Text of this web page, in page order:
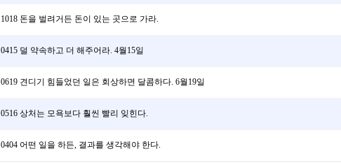
1018 돈을 벌려거든 돈이 있는 곳으로 가라.
0415 덜 약속하고 더 해주어라. 4월15일
0619 견디기 힘들었던 일은 회상하면 달콤하다. 6월19일
0516 상처는 모욕보다 훨씬 빨리 잊힌다.
0404 어떤 일을 하든, 결과를 생각해야 한다.